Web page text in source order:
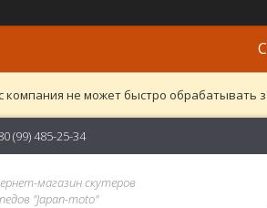
компания не может быстро обрабатывать
(99) 485-25-34
магазин скутеров
"Japan-moto"